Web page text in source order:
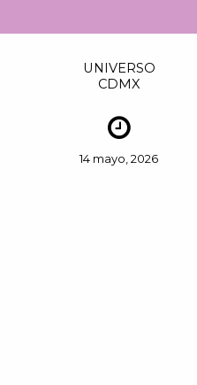
UNIVERSO
CDMX
14 mayo, 2026